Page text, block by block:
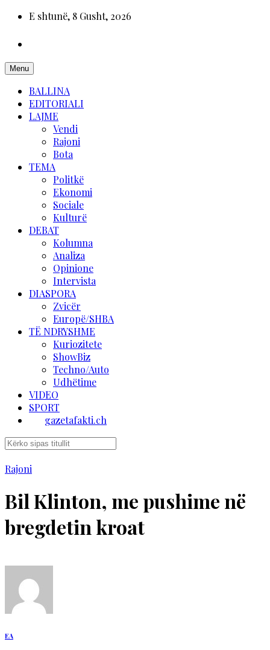
E shtunë, 8 Gusht, 2026
Menu
BALLINA
EDITORIALI
LAJME
Vendi
Rajoni
Bota
TEMA
Politkë
Ekonomi
Sociale
Kulturë
DEBAT
Kolumna
Analiza
Opinione
Intervista
DIASPORA
Zvicër
Europë/SHBA
TË NDRYSHME
Kuriozitete
ShowBiz
Techno/Auto
Udhëtime
VIDEO
SPORT
gazetafakti.ch
Rajoni
Bil Klinton, me pushime në
bregdetin kroat
EA